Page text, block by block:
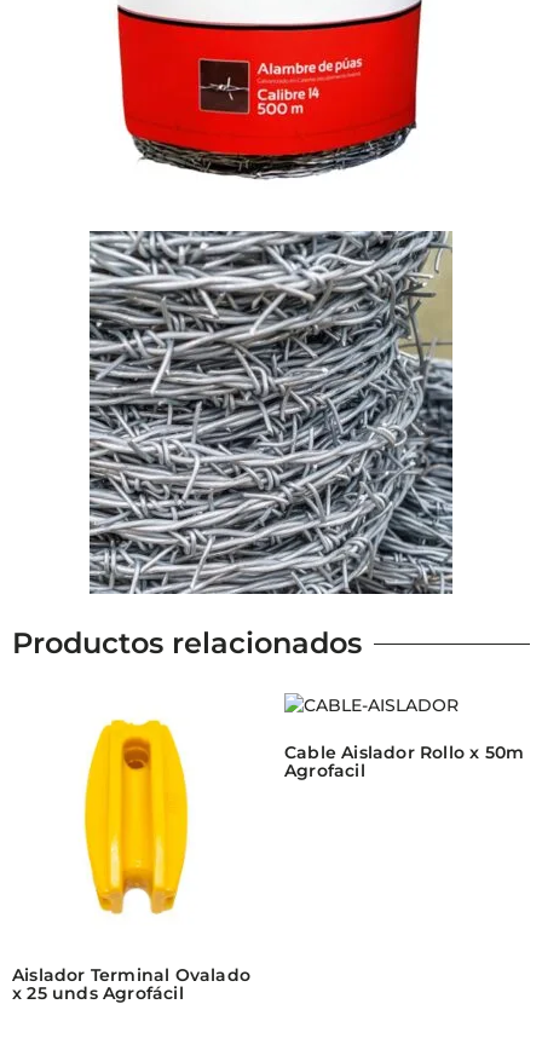
Productos relacionados
Aislador Terminal Ovalado
x 25 unds Agrofácil
Cable Aislador Rollo x 50m
Agrofacil